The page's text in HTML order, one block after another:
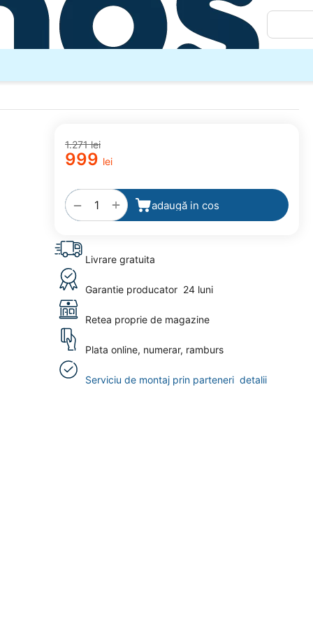
1.271 lei
‍999‍ lei
+
− adaugă in cos
la
favorite
Livrare gratuita
Garantie producator 24 luni
Retea proprie de magazine
Plata online, numerar, ramburs
Serviciu de montaj prin parteneri detalii